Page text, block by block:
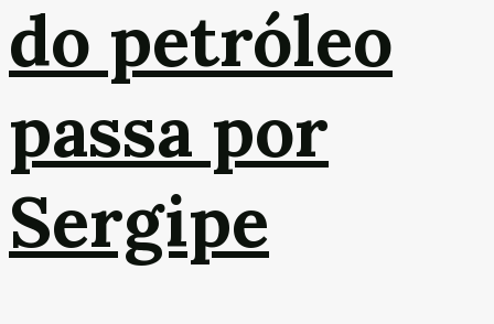
do petróleo
passa por
Sergipe